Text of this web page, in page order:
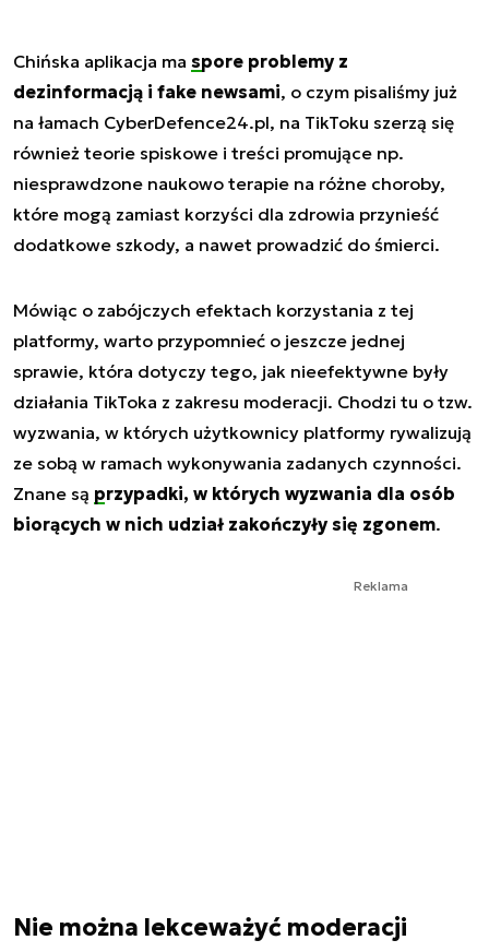
Chińska aplikacja ma spore problemy z
dezinformacją i fake newsami, o czym pisaliśmy już
na łamach CyberDefence24.pl, na TikToku szerzą się
również teorie spiskowe i treści promujące np.
niesprawdzone naukowo terapie na różne choroby,
które mogą zamiast korzyści dla zdrowia przynieść
dodatkowe szkody, a nawet prowadzić do śmierci.
Mówiąc o zabójczych efektach korzystania z tej
platformy, warto przypomnieć o jeszcze jednej
sprawie, która dotyczy tego, jak nieefektywne były
działania TikToka z zakresu moderacji. Chodzi tu o tzw.
wyzwania, w których użytkownicy platformy rywalizują
ze sobą w ramach wykonywania zadanych czynności.
Znane są przypadki, w których wyzwania dla osób
biorących w nich udział zakończyły się zgonem.
Reklama
Nie można lekceważyć moderacji